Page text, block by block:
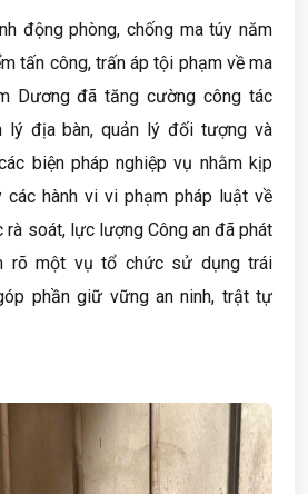
động phòng, chống ma túy năm
tấn công, trấn áp tội phạm về ma
Dương đã tăng cường công tác
lý địa bàn, quản lý đối tượng và
biện pháp nghiệp vụ nhằm kịp
các hành vi vi phạm pháp luật về
rà soát, lực lượng Công an đã phát
rõ một vụ tổ chức sử dụng trái
phần giữ vững an ninh, trật tự